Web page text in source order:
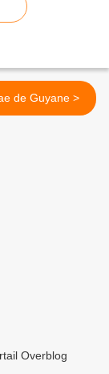
Ochnaceae de Guyane >
Overblog